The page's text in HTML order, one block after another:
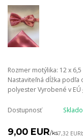
Rozmer motýlika: 12 x
Nastaviteľná dĺžka podľa
polyester Vyrobené v EÚ
Dostupnosť
9,00 EUR/ks7,32 EUR